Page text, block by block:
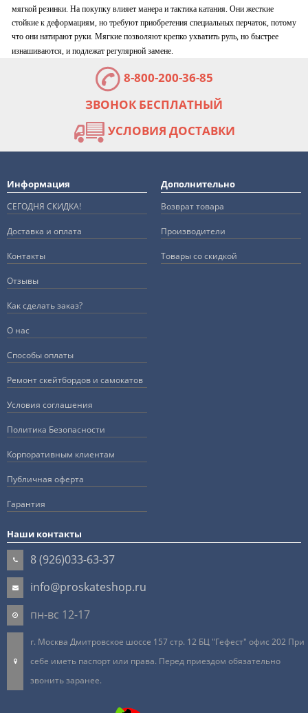
мягкой резинки. На покупку влияет манера и тактика катания. Они жесткие
стойкие к деформациям, но требуют приобретения специальных перчаток, потому
что они натирают руки. Мягкие позволяют крепко ухватить руль, но быстрее
изнашиваются, и подлежат регулярной замене.
8-800-200-36-85
ЗВОНОК БЕСПЛАТНЫЙ
УСЛОВИЯ ДОСТАВКИ
Информация
СЕГОДНЯ СКИДКА!
Доставка и оплата
Контакты
Отзывы
Как сделать заказ?
О нас
Способы оплаты
Ремонт скейтбордов и самокатов
Условия соглашения
Политика Безопасности
Корпоративным клиентам
Публичная оферта
Гарантия
Дополнительно
Возврат товара
Производители
Товары со скидкой
Наши контакты
8 (926)033-63-37
info@proskateshop.ru
пн-вс 12-17
г. Москва Дмитровское шоссе 157 стр. 12 БЦ "Гефест" офис 202 При
себе иметь паспорт или права. Перед приездом обязательно
звонить заранее.